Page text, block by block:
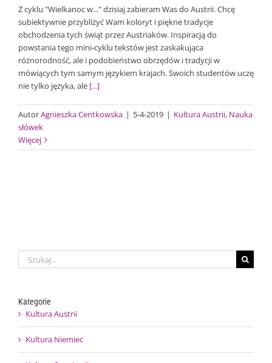
Z cyklu "Wielkanoc w..." dzisiaj zabieram Was do Austrii. Chcę
subiektywnie przybliżyć Wam koloryt i piękne tradycje
obchodzenia tych świąt przez Austriaków. Inspiracją do
powstania tego mini-cyklu tekstów jest zaskakująca
różnorodność, ale i podobieństwo obrzędów i tradycji w
mówiących tym samym językiem krajach. Swoich studentów uczę
nie tylko języka, ale [...]
AutorAgnieszka Centkowska | 5-4-2019 | Kultura Austrii, Nauka
słówek
Więcej
Szukaj
Kategorie
Kultura Austrii
Kultura Niemiec